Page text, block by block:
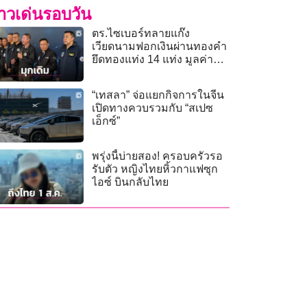
วเด่นรอบวัน
ตร.ไซเบอร์ทลายแก๊ง
เวียดนามฟอกเงินผ่านทองคำ
ยึดทองแท่ง 14 แท่ง มูลค่า
“เทสลา” จ่อแยกกิจการในจีน
เปิดทางควบรวมกับ “สเปซ
เอ็กซ์”
พรุ่งนี้บ่ายสอง! ครอบครัวรอ
รับตัว หญิงไทยหิ้วกาแฟซุก
ไอซ์ บินกลับไทย